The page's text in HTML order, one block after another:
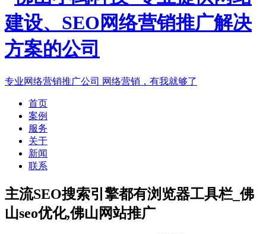
专业网络营销推广公司 网络营销，有我就够了
首页
案例
服务
关于
新闻
联系
主流SEO搜索引擎都有浏览器工具栏_佛
山seo优化,佛山网站推广